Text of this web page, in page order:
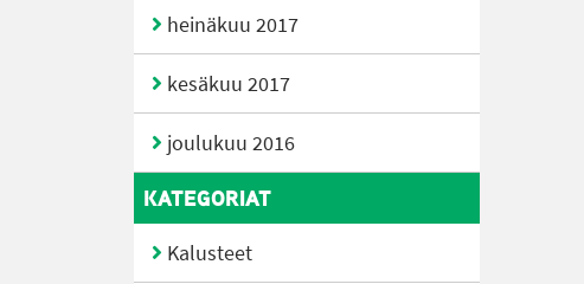
heinäkuu 2017
kesäkuu 2017
joulukuu 2016
KATEGORIAT
Kalusteet